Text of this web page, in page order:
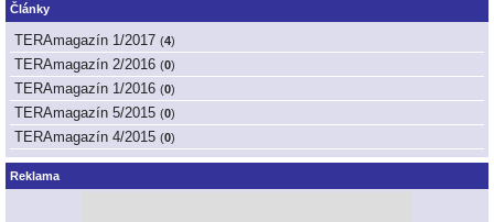
Články
TERAmagazín 1/2017 (4)
TERAmagazín 2/2016 (0)
TERAmagazín 1/2016 (0)
TERAmagazín 5/2015 (0)
TERAmagazín 4/2015 (0)
Reklama